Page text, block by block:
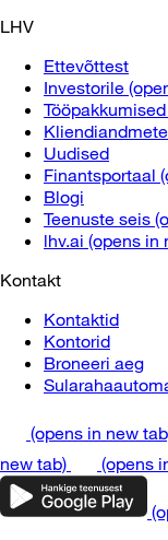
LHV
Ettevõttest
Investorile
Tööpakkumised
Uudised
Finantsportaal
Blogi
Teenuste seis
lhv.ai (opens in
Kontakt
Kontaktid
Kontorid
Broneeri aeg
(opens in new
new tab)
(opens